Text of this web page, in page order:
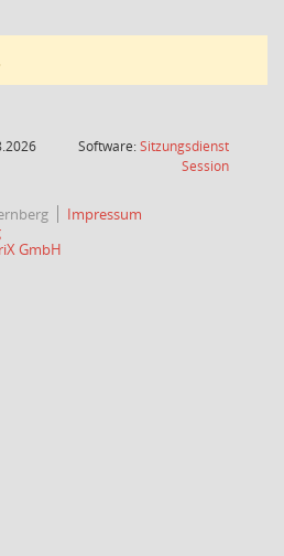
Software:Sitzungsdienst
Session(Wird in
Impressum
GmbH